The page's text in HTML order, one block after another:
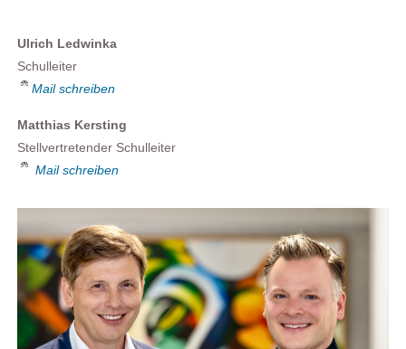
Ulrich Ledwinka
Schulleiter
Mail schreiben
Matthias Kersting
Stellvertretender Schulleiter
Mail schreiben